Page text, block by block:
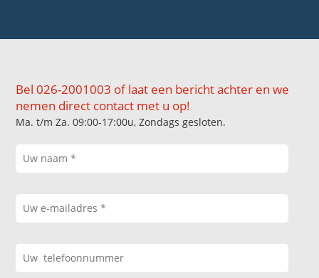
Bel 026-2001003 of laat een bericht achter en we
nemen direct contact met u op!
Ma. t/m Za. 09:00-17:00u, Zondags gesloten.